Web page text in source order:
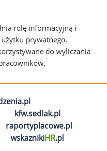
rolę informacyjną i
prywatnego.
do wyliczania
kfw.sedlak.pl
raportyplacowe.pl
wskaznikiHR.pl